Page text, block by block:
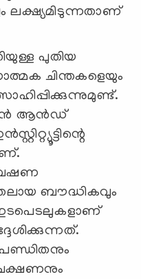
ലക്ഷ്യമിടുന്നതാണ്
പുതിയ
ചിന്തകളെയും
ആൻഡ്
ബൗദ്ധികവും